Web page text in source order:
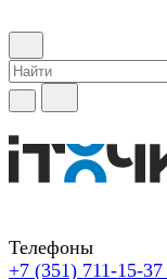
Телефоны
+7 (351) 711-15-37